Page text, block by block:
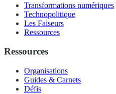
Transformations numériques
Technopolitique
Les Faiseurs
Ressources
Ressources
Organisations
Guides & Carnets
Défis